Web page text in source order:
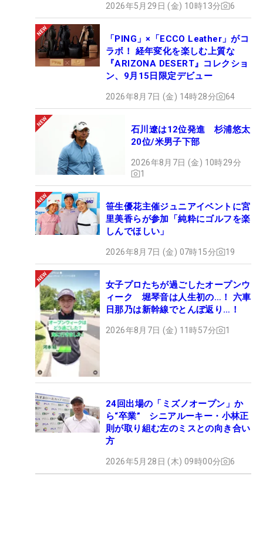
2026年5月29日 (金) 10時13分 6
「PING」×「ECCO Leather」がコ
ラボ！ 経年変化を楽しむ上質な
『ARIZONA DESERT』コレクショ
ン、9月15日限定デビュー
2026年8月7日 (金) 14時28分 64
石川遼は12位発進 杉浦悠太
20位/米男子下部
2026年8月7日 (金) 10時29分
1
笹生優花主催ジュニアイベントに宮
里美香らが参加「純粋にゴルフを楽
しんでほしい」
2026年8月7日 (金) 07時15分 19
女子プロたちが過ごしたオープンウ
ィーク 堀琴音は人生初の…！ 六車
日那乃は新幹線でとんぼ返り…！
2026年8月7日 (金) 11時57分 1
24回出場の「ミズノオープン」か
ら“卒業” シニアルーキー・小林正
則が取り組む左のミスとの向き合い
方
2026年5月28日 (木) 09時00分 6